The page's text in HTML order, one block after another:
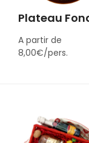
Plateau
A partir de
8,00€/pers.